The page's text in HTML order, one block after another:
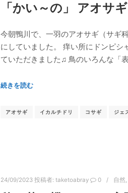
「かい～の」 アオサ
今朝鴨川で、一羽のアオサギ（サギ
にしていました。 痒い所にドンピ
ていただきました♫ 鳥のいろんな「
続きを読む
アオサギ イカルチドリ コサギ ジェ
24/09/2023 投稿者: taketoabray 0 自然,